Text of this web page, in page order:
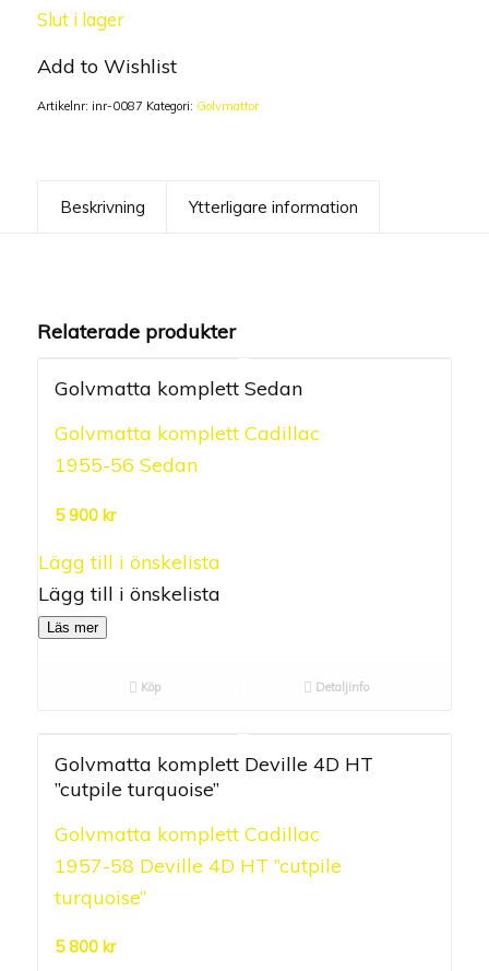
Slut i lager
Add to Wishlist
Artikelnr: inr-0087 Kategori: Golvmattor
Beskrivning Ytterligare information
Relaterade produkter
Golvmatta komplett Sedan
Golvmatta komplett Cadillac
1955-56 Sedan
5 900 kr
Lägg till i önskelista
Lägg till i önskelista
Läs mer
Köp Detaljinfo
Golvmatta komplett Deville 4D HT
”cutpile turquoise”
Golvmatta komplett Cadillac
1957-58 Deville 4D HT ”cutpile
turquoise”
5 800 kr